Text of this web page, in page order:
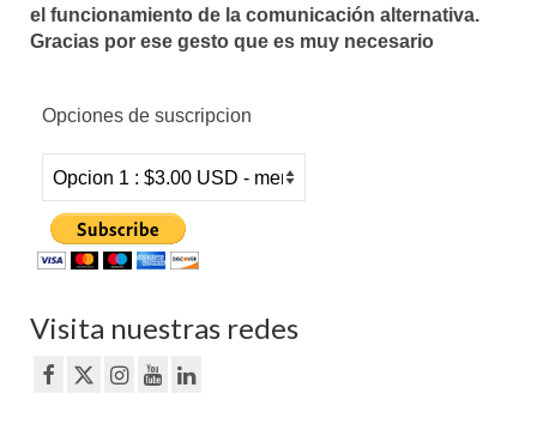
el funcionamiento de la comunicación alternativa.
Gracias por ese gesto que es muy necesario
Opciones de suscripcion
Visita nuestras redes